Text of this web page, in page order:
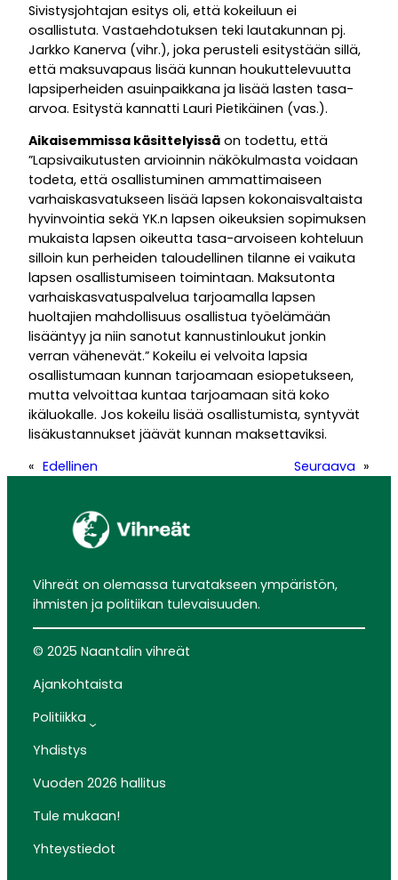
Sivistysjohtajan esitys oli, että kokeiluun ei
osallistuta. Vastaehdotuksen teki lautakunnan pj.
Jarkko Kanerva (vihr.), joka perusteli esitystään sillä,
että maksuvapaus lisää kunnan houkuttelevuutta
lapsiperheiden asuinpaikkana ja lisää lasten tasa-
arvoa. Esitystä kannatti Lauri Pietikäinen (vas.).
Aikaisemmissa käsittelyissä on todettu, että
”Lapsivaikutusten arvioinnin näkökulmasta voidaan
todeta, että osallistuminen ammattimaiseen
varhaiskasvatukseen lisää lapsen kokonaisvaltaista
hyvinvointia sekä YK.n lapsen oikeuksien sopimuksen
mukaista lapsen oikeutta tasa-arvoiseen kohteluun
silloin kun perheiden taloudellinen tilanne ei vaikuta
lapsen osallistumiseen toimintaan. Maksutonta
varhaiskasvatuspalvelua tarjoamalla lapsen
huoltajien mahdollisuus osallistua työelämään
lisääntyy ja niin sanotut kannustinloukut jonkin
verran vähenevät.” Kokeilu ei velvoita lapsia
osallistumaan kunnan tarjoamaan esiopetukseen,
mutta velvoittaa kuntaa tarjoamaan sitä koko
ikäluokalle. Jos kokeilu lisää osallistumista, syntyvät
lisäkustannukset jäävät kunnan maksettaviksi.
« Edellinen Seuraava »
Vihreät on olemassa turvatakseen ympäristön,
ihmisten ja politiikan tulevaisuuden.
© 2025 Naantalin vihreät
Ajankohtaista
Politiikka
Yhdistys
Vuoden 2026 hallitus
Tule mukaan!
Yhteystiedot